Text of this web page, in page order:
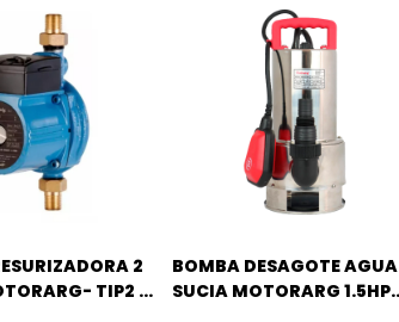
2
TIP2 -
BOMBA DESAGOTE AGUA
SUCIA MOTORARG 1.5HP